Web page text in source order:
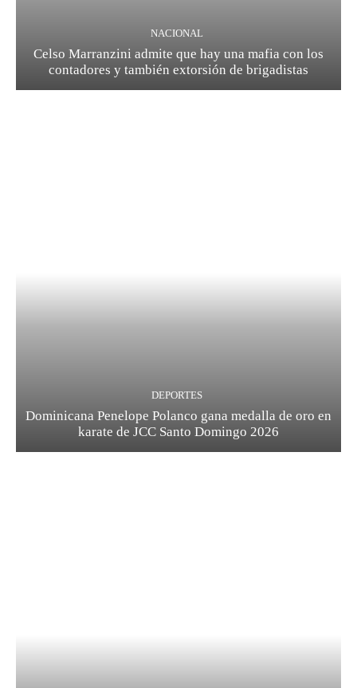
NACIONAL
Celso Marranzini admite que hay una mafia con los
contadores y también extorsión de brigadistas
DEPORTES
Dominicana Penelope Polanco gana medalla de oro en
karate de JCC Santo Domingo 2026